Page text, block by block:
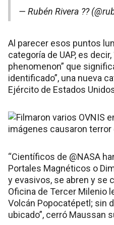
— Rubén Rivera ??
Al parecer esos puntos
categoría de UAP, es
phenomenon” que
identificado”, una nueva
Ejército de Estados
“Científicos de @NASA
Portales Magnéticos o
y evasivos, se abren y se
Oficina de Tercer Milenio
Volcán Popocatépetl; sin
ubicado”, cerró Maussan